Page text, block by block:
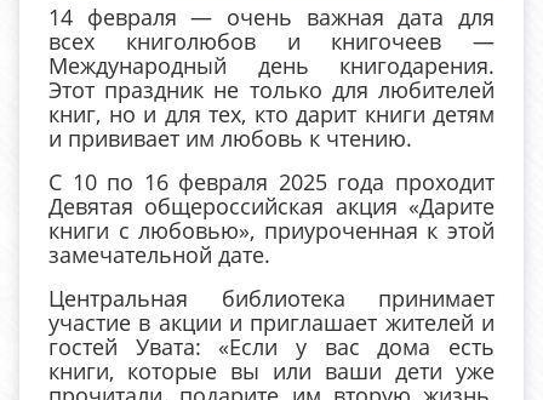
14 февраля — очень важная дата для
всех книголюбов и книгочеев —
Международный день книгодарения.
Этот праздник не только для любителей
книг, но и для тех, кто дарит книги детям
и прививает им любовь к чтению.
С 10 по 16 февраля 2025 года проходит
Девятая общероссийская акция «Дарите
книги с любовью», приуроченная к этой
замечательной дате.
Центральная библиотека принимает
участие в акции и приглашает жителей и
гостей Увата: «Если у вас дома есть
книги, которые вы или ваши дети уже